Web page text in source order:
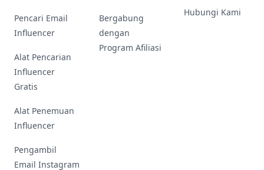
Pencari Email
Influencer
Alat Pencarian
Influencer
Gratis
Alat Penemuan
Influencer
Pengambil
Email Instagram
Bergabung
dengan
Program Afiliasi
Hubungi Kami